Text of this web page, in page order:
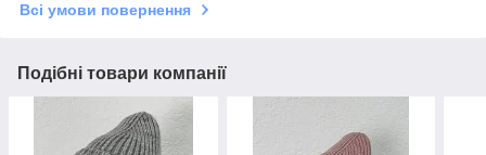
Всі умови повернення
Подібні товари компанії